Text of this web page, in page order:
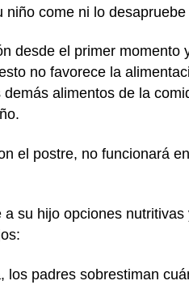
come ni lo
desde el primer momento
no favorece la
alimentos de la
el postre, no funcionará
su hijo opciones
los padres sobrestiman